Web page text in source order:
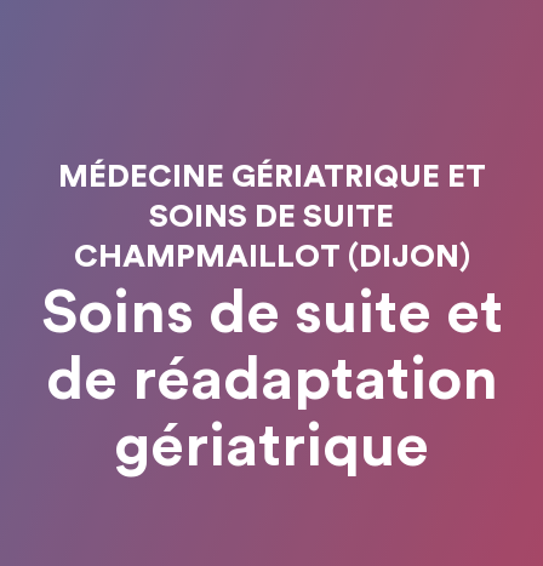
MÉDECINE GÉRIATRIQUE ET
SOINS DE SUITE
CHAMPMAILLOT (DIJON)
Soins de suite et
de réadaptation
gériatrique